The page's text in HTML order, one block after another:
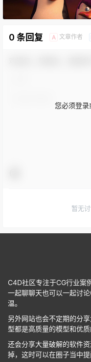
0 条回复 A 文章作者
您必须登
暂无
C4D社区专注于CG行业案
一起聊聊天也可以一起讨
温。
另外网站也会不定期的分
型都是高质量的模型和优质
还会分享大量破解的软件
掉，这时可以在圈子当中